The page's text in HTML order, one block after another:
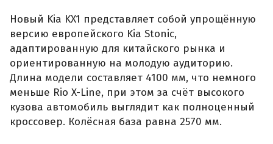
Новый Kia KX1 представляет собой упрощённую
версию европейского Kia Stonic,
адаптированную для китайского рынка и
ориентированную на молодую аудиторию.
Длина модели составляет 4100 мм, что немного
меньше Rio X-Line, при этом за счёт высокого
кузова автомобиль выглядит как полноценный
кроссовер. Колёсная база равна 2570 мм.